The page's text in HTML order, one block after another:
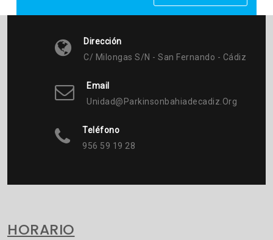
Dirección
C/ Milongas S/n - San Fernando - Cádiz
Email
Unidad@parkinsonbahiadecadiz.org
Teléfono
956 59 19 28
HORARIO